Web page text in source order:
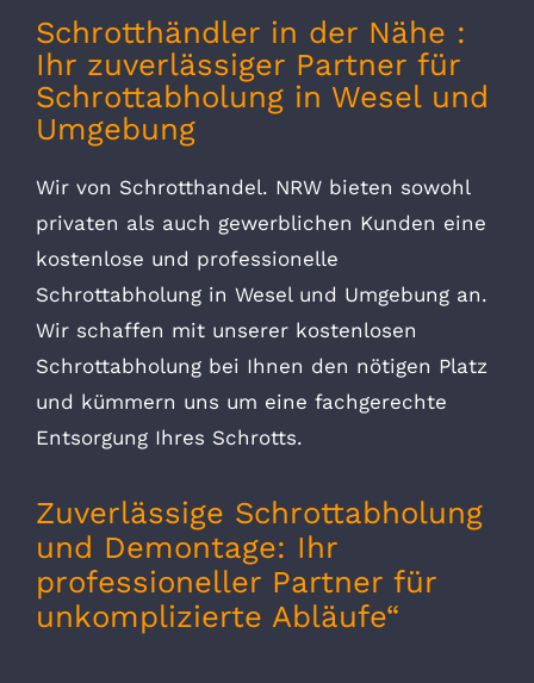
Schrotthändler in der Nähe :
Ihr zuverlässiger Partner für
Schrottabholung in Wesel und
Umgebung
Wir von Schrotthandel. NRW bieten sowohl
privaten als auch gewerblichen Kunden eine
kostenlose und professionelle
Schrottabholung in Wesel und Umgebung an.
Wir schaffen mit unserer kostenlosen
Schrottabholung bei Ihnen den nötigen Platz
und kümmern uns um eine fachgerechte
Entsorgung Ihres Schrotts.
Zuverlässige Schrottabholung
und Demontage: Ihr
professioneller Partner für
unkomplizierte Abläufe“